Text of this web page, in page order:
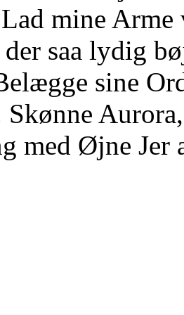
Lad mine
saa lydig
sine
Skønne
med Øjne Jer